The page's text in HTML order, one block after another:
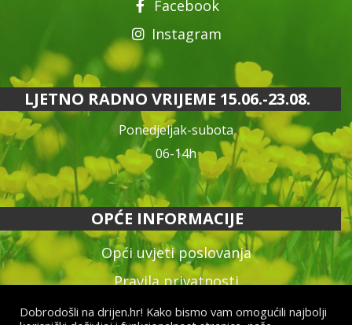
Facebook
Instagram
LJETNO RADNO VRIJEME 15.06.-23.08.
Ponedjeljak-subota
06-14h
OPĆE INFORMACIJE
Opći uvjeti poslovanja
Pravila privatnosti
Reklamacija proizvoda
Dobrodošli na drijen.hr! Kako bismo vam omogućili najbolji